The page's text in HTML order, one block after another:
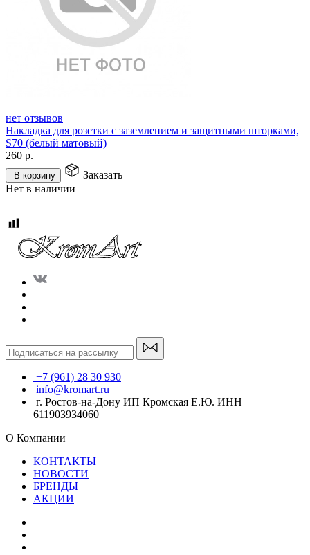
нет отзывов
Накладка для розетки с заземлением и защитными шторками,
S70 (белый матовый)
260 р.
В корзину
Заказать
Нет в наличии
+7 (961) 28 30 930
info@kromart.ru
г. Ростов-на-Дону ИП Кромская Е.Ю. ИНН
611903934060
О Компании
КОНТАКТЫ
НОВОСТИ
БРЕНДЫ
АКЦИИ